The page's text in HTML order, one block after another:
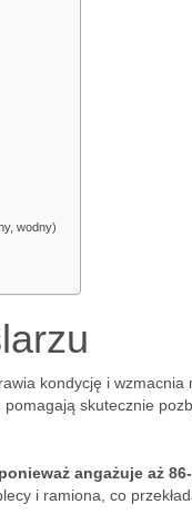
wodny)
kondycję i
skutecznie
angażuje aż
i ramiona, co